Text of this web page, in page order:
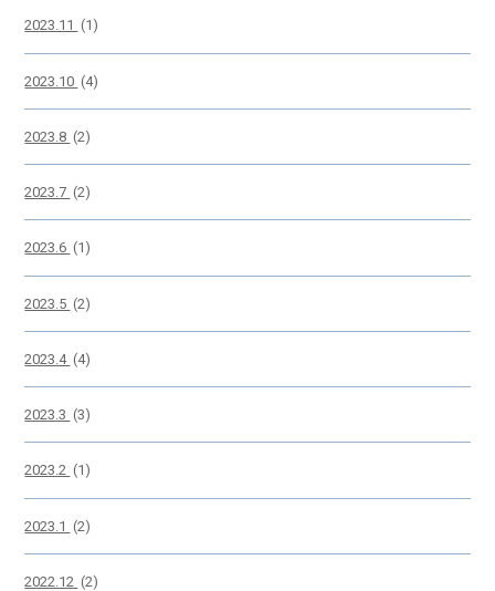
2023.11 (1)
2023.10 (4)
2023.8 (2)
2023.7 (2)
2023.6 (1)
2023.5 (2)
2023.4 (4)
2023.3 (3)
2023.2 (1)
2023.1 (2)
2022.12 (2)